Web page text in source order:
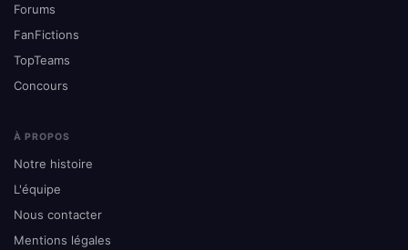
Forums
FanFictions
TopTeams
Concours
À PROPOS
Notre histoire
L'équipe
Nous contacter
Mentions légales